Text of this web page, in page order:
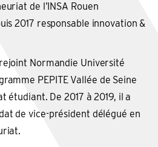
de l’INSA Rouen
2017 responsable innovation &
Normandie Université
PEPITE Vallée de Seine
étudiant. De 2017 à 2019, il a
de vice-président délégué en